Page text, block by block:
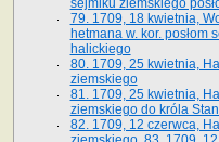
sejmiku ziemskiego
79. 1709, 18 kwietnia,
hetmana w. kor. posłom
halickiego
80. 1709, 25 kwietnia,
ziemskiego
81. 1709, 25 kwietnia,
ziemskiego do króla
82. 1709, 12 czerwca,